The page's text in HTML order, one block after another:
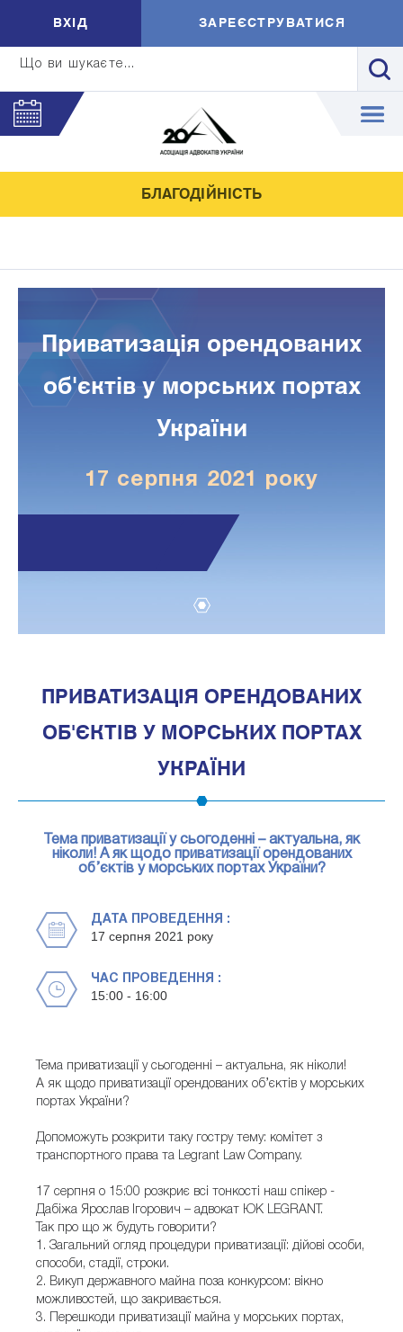
Що ви шукаєте...
ВXIД ЗАРЕЄСТРУВАТИСЯ
БЛАГОДІЙНІСТЬ
Приватизація орендованих
об'єктів у морських портах
України
17 серпня 2021 року
ПРИВАТИЗАЦІЯ ОРЕНДОВАНИХ
ОБ'ЄКТІВ У МОРСЬКИХ ПОРТАХ
УКРАЇНИ
Тема приватизації у сьогоденні – актуальна, як
ніколи! А як щодо приватизації орендованих
об’єктів у морських портах України?
ДАТА ПРОВЕДЕННЯ :
17 серпня 2021 року
ЧАС ПРОВЕДЕННЯ :
15:00 - 16:00
Тема приватизації у сьогоденні – актуальна, як ніколи!
А як щодо приватизації орендованих об’єктів у морських
портах України?
Допоможуть розкрити таку гостру тему: комітет з
транспортного права та Legrant Law Company.
17 серпня о 15:00 розкриє всі тонкості наш спікер -
Дабіжа Ярослав Ігорович – адвокат ЮК LEGRANT.
Так про що ж будуть говорити?
1. Загальний огляд процедури приватизації: дійові особи,
способи, стадії, строки.
2. Викуп державного майна поза конкурсом: вікно
можливостей, що закривається.
3. Перешкоди приватизації майна у морських портах,